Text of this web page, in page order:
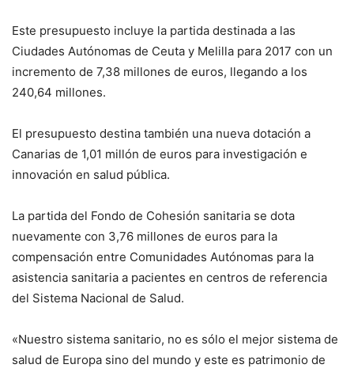
Este presupuesto incluye la partida destinada a las
Ciudades Autónomas de Ceuta y Melilla para 2017 con un
incremento de 7,38 millones de euros, llegando a los
240,64 millones.
El presupuesto destina también una nueva dotación a
Canarias de 1,01 millón de euros para investigación e
innovación en salud pública.
La partida del Fondo de Cohesión sanitaria se dota
nuevamente con 3,76 millones de euros para la
compensación entre Comunidades Autónomas para la
asistencia sanitaria a pacientes en centros de referencia
del Sistema Nacional de Salud.
«Nuestro sistema sanitario, no es sólo el mejor sistema de
salud de Europa sino del mundo y este es patrimonio de